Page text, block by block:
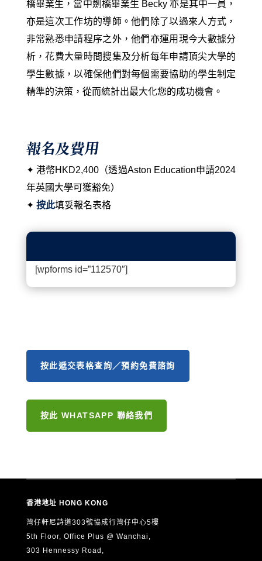
橋畢業生，當中劍橋畢業生 Becky 亦是其中一員，
亦是這次工作坊的導師。他們除了以過來人方式，
非常熟悉申請程序之外，他們亦運用現今大數據分
析，花費大量時間搜集及分析每年申請頂尖大學的
學生數據，以確保他們對每個需要協助的學生制定
精準的決策，從而統計出最大化您的成功機會。
報名及費用
✦ 港幣HKD2,400（透過Aston Education申請2024
年英國大學可獲豁免）
✦ 按此填妥報名表格
[wpforms id=”112570″]
按此遞交表格查詢／預約免費諮詢
按此 WHATSAPP 聯絡我們
香港地址 HONG KONG
灣仔軒尼詩道303號協成行灣仔中心5樓
5th Floor, Office Plus @ Wanchai,
303 Hennessy Road,